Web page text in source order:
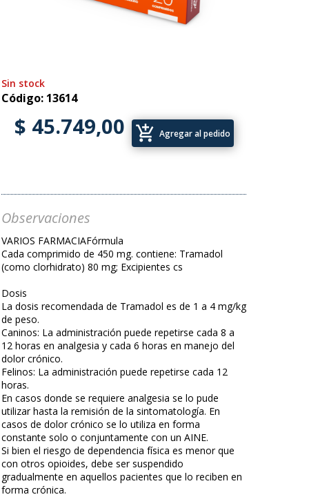
Sin stock
Código: 13614
$ 45.749,00 add_shopping_cart Agregar al pedido
Observaciones
VARIOS FARMACIAFórmula
Cada comprimido de 450 mg. contiene: Tramadol
(como clorhidrato) 80 mg; Excipientes cs
Dosis
La dosis recomendada de Tramadol es de 1 a 4 mg/kg
de peso.
Caninos: La administración puede repetirse cada 8 a
12 horas en analgesia y cada 6 horas en manejo del
dolor crónico.
Felinos: La administración puede repetirse cada 12
horas.
En casos donde se requiere analgesia se lo pude
utilizar hasta la remisión de la sintomatología. En
casos de dolor crónico se lo utiliza en forma
constante solo o conjuntamente con un AINE.
Si bien el riesgo de dependencia física es menor que
con otros opioides, debe ser suspendido
gradualmente en aquellos pacientes que lo reciben en
forma crónica.